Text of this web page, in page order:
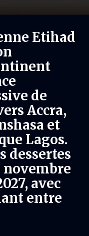
Etihad
de
Accra,
et
Lagos.
dessertes
novembre
avec
entre